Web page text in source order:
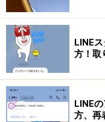
設定した「投票」ペ
投票の「回答」ペ
「日曜日、なにして
ジであれば、並んだ
LINE
方！取
LINE
方、再